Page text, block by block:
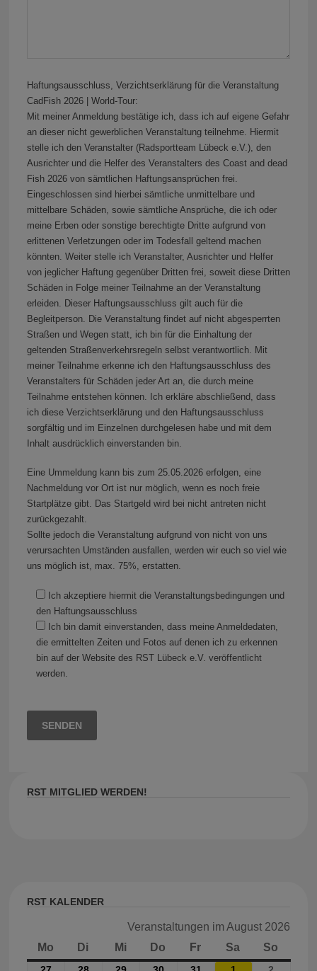
Haftungsausschluss, Verzichtserklärung für die Veranstaltung
CadFish 2026 | World-Tour:
Mit meiner Anmeldung bestätige ich, dass ich auf eigene Gefahr
an dieser nicht gewerblichen Veranstaltung teilnehme. Hiermit
stelle ich den Veranstalter (Radsportteam Lübeck e.V.), den
Ausrichter und die Helfer des Veranstalters des Coast and dead
Fish 2026 von sämtlichen Haftungsansprüchen frei.
Eingeschlossen sind hierbei sämtliche unmittelbare und
mittelbare Schäden, sowie sämtliche Ansprüche, die ich oder
meine Erben oder sonstige berechtigte Dritte aufgrund von
erlittenen Verletzungen oder im Todesfall geltend machen
könnten. Weiter stelle ich Veranstalter, Ausrichter und Helfer
von jeglicher Haftung gegenüber Dritten frei, soweit diese Dritten
Schäden in Folge meiner Teilnahme an der Veranstaltung
erleiden. Dieser Haftungsausschluss gilt auch für die
Begleitperson. Die Veranstaltung findet auf nicht abgesperrten
Straßen und Wegen statt, ich bin für die Einhaltung der
geltenden Straßenverkehrsregeln selbst verantwortlich. Mit
meiner Teilnahme erkenne ich den Haftungsausschluss des
Veranstalters für Schäden jeder Art an, die durch meine
Teilnahme entstehen können. Ich erkläre abschließend, dass
ich diese Verzichtserklärung und den Haftungsausschluss
sorgfältig und im Einzelnen durchgelesen habe und mit dem
Inhalt ausdrücklich einverstanden bin.
Eine Ummeldung kann bis zum 25.05.2026 erfolgen, eine
Nachmeldung vor Ort ist nur möglich, wenn es noch freie
Startplätze gibt. Das Startgeld wird bei nicht antreten nicht
zurückgezahlt.
Sollte jedoch die Veranstaltung aufgrund von nicht von uns
verursachten Umständen ausfallen, werden wir euch so viel wie
uns möglich ist, max. 75%, erstatten.
Ich akzeptiere hiermit die Veranstaltungsbedingungen und
den Haftungsausschluss
Ich bin damit einverstanden, dass meine Anmeldedaten,
die ermittelten Zeiten und Fotos auf denen ich zu erkennen
bin auf der Website des RST Lübeck e.V. veröffentlicht
werden.
RST MITGLIED WERDEN!
RST KALENDER
Veranstaltungen im August 2026
Mo Montag
Di Dienstag
Mi Mittwoch
Do Donnerstag
Fr Freitag
Sa Samstag
So